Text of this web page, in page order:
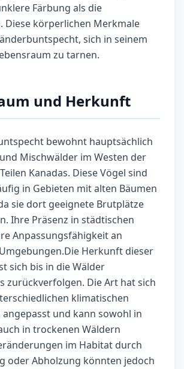
Färbung als die
Diese körperlichen Merkmale
sich in seinem
zu tarnen.
und Herkunft
bewohnt hauptsächlich
Mischwälder im Westen der
Kanadas. Diese Vögel sind
in Gebieten mit alten Bäumen
sie dort geeignete Brutplätze
Ihre Präsenz in städtischen
Anpassungsfähigkeit an
Herkunft dieser
sich bis in die Wälder
zurückverfolgen. Die Art hat sich
klimatischen
und kann sowohl in
in trockenen Wäldern
im Habitat durch
oder Abholzung könnten jedoch